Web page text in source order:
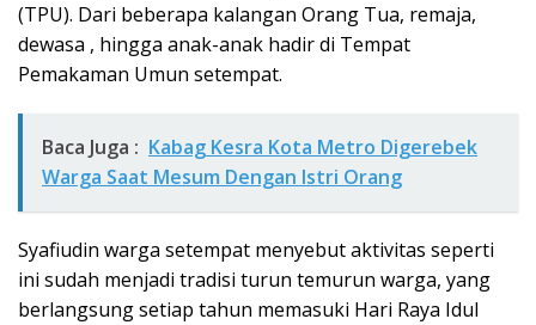
(TPU). Dari beberapa kalangan Orang Tua, remaja,
dewasa , hingga anak-anak hadir di Tempat
Pemakaman Umun setempat.
Baca Juga : Kabag Kesra Kota Metro Digerebek
Warga Saat Mesum Dengan Istri Orang
Syafiudin warga setempat menyebut aktivitas seperti
ini sudah menjadi tradisi turun temurun warga, yang
berlangsung setiap tahun memasuki Hari Raya Idul